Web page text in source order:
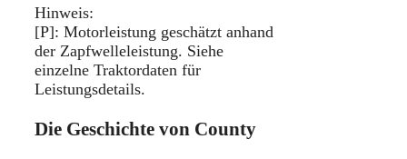
Hinweis:
[P]: Motorleistung geschätzt anhand
der Zapfwelleleistung. Siehe
einzelne Traktordaten für
Leistungsdetails.
Die Geschichte von County